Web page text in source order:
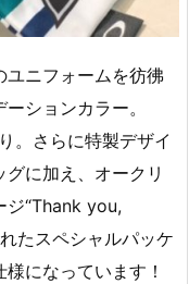
ユニフォームを彷彿
ションカラー。
。さらに特製デザイ
に加え、オークリ
ジ“Thank you,
たスペシャルパッケ
になっています！